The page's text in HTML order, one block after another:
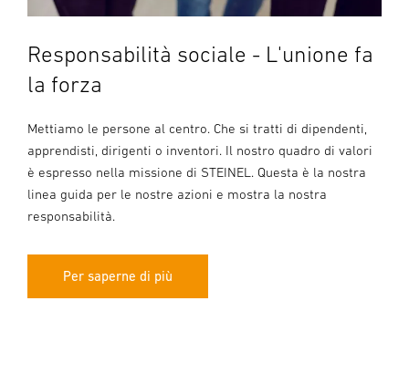
Responsabilità sociale - L'unione fa
la forza
Mettiamo le persone al centro. Che si tratti di dipendenti,
apprendisti, dirigenti o inventori. Il nostro quadro di valori
è espresso nella missione di STEINEL. Questa è la nostra
linea guida per le nostre azioni e mostra la nostra
responsabilità.
Per saperne di più